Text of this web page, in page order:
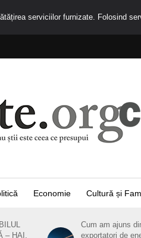
Economie Cultură și
– HAI,
Cum am ajuns
exportatori de
serviciilor furnizate. Folosind